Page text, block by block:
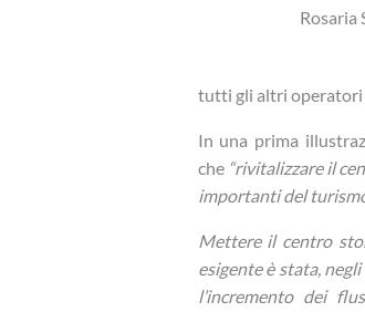
Rosaria
tutti gli altri operatori
In una prima
che “rivitalizzare il
importanti del
Mettere il centro
esigente è stata,
l’incremento dei